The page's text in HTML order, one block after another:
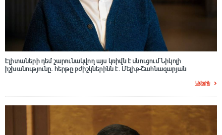
Էլիտաների դեմ շարունակվող այս կռիվն է սնուցում Նիկոլի
իշխանությունը. հերթը բժիշկներինն է. Մելիք-Շահնազարյան
Ավելին